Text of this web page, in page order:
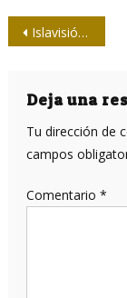
entradas
Islavisión: TV pinera de corazón y Fidel
Deja una
Tu dirección de
campos
Comentario *